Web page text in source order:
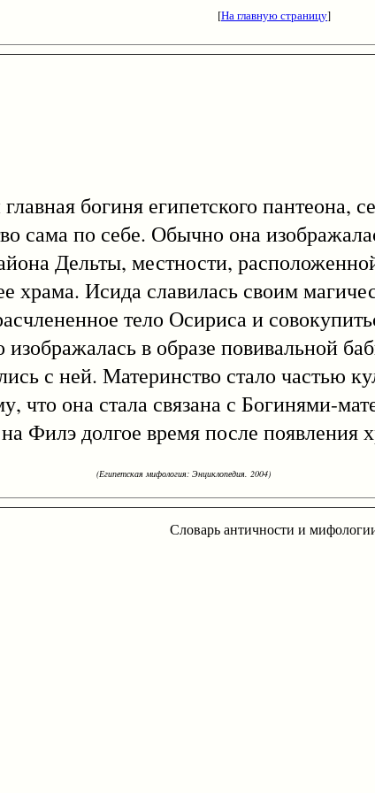
[На главную страницу]
богиня египетского пантеона,
сама по себе. Обычно она
Дельты, местности,
храма. Исида славилась своим
тело Осириса и
в образе повивальной
с ней. Материнство стало частью
что она стала связана с Богинями-
Филэ долгое время после появления
(Египетская мифология: Энциклопедия. 2004)
Словарь античности и